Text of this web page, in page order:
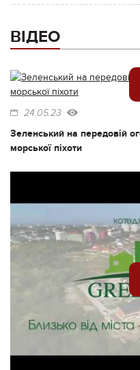
ВІДЕО
24.05.23
Зеленський на передовій
морської піхоти